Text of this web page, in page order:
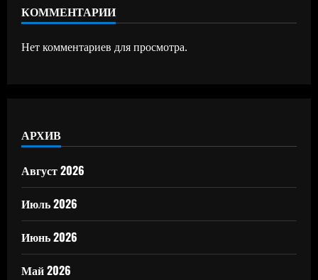
КОММЕНТАРИИ
Нет комментариев для просмотра.
АРХИВ
Август 2026
Июль 2026
Июнь 2026
Май 2026